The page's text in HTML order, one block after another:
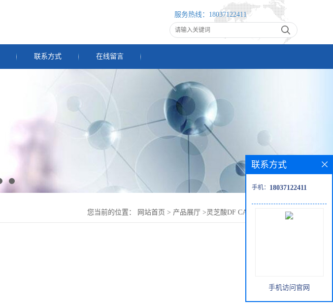
服务热线： 18037122411
联系方式 在线留言
您当前的位置： 网站首页 > 产品展厅 >灵芝酸DF CAS：1352033-73-8
联系方式
手机： 18037122411
手机访问官网